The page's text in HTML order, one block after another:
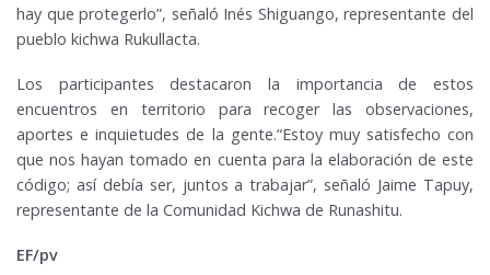
hay que protegerlo”, señaló Inés Shiguango, representante del
pueblo kichwa Rukullacta.
Los participantes destacaron la importancia de estos
encuentros en territorio para recoger las observaciones,
aportes e inquietudes de la gente.“Estoy muy satisfecho con
que nos hayan tomado en cuenta para la elaboración de este
código; así debía ser, juntos a trabajar”, señaló Jaime Tapuy,
representante de la Comunidad Kichwa de Runashitu.
EF/pv